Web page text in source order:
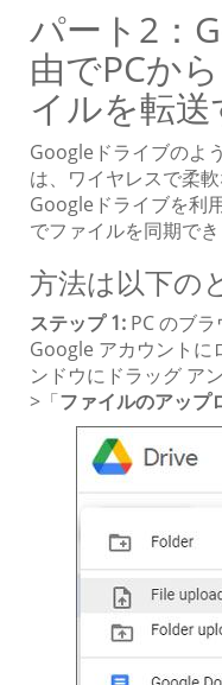
パート2：
由でPCか
イルを転
Googleドライブのよ
は、ワイヤレスで柔
Googleドライブを利
でファイルを同期でき
方法は以下の
ステップ 1: PC のブ
Google アカウントに
ンドウにドラッグ ア
>「ファイルのアップ